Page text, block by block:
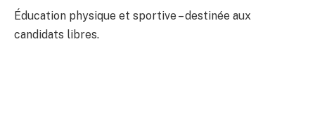
Éducation physique et sportive – destinée aux
candidats libres.